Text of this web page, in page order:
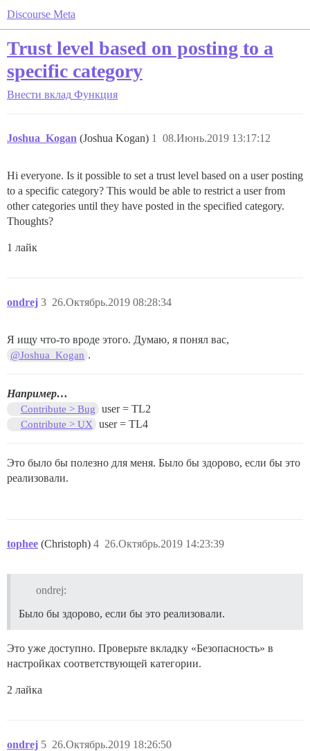
Discourse Meta
Trust level based on posting to a
specific category
Внести вклад Функция
Joshua_Kogan (Joshua Kogan) 08.Июнь.2019 13:17:12
1
Hi everyone. Is it possible to set a trust level based on a user posting
to a specific category? This would be able to restrict a user from
other categories until they have posted in the specified category.
Thoughts?
1 лайк
ondrej 26.Октябрь.2019 08:28:34
3
Я ищу что-то вроде этого. Думаю, я понял вас,
@Joshua_Kogan .
Например…
Contribute > Bug user = TL2
Contribute > UX user = TL4
Это было бы полезно для меня. Было бы здорово, если бы это
реализовали.
tophee (Christoph) 26.Октябрь.2019 14:23:39
4
ondrej:
Было бы здорово, если бы это реализовали.
Это уже доступно. Проверьте вкладку «Безопасность» в
настройках соответствующей категории.
2 лайка
ondrej 26.Октябрь.2019 18:26:50
5